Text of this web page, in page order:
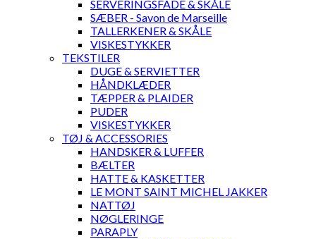
SERVERINGSFADE & SKÅLE
SÆBER - Savon de Marseille
TALLERKENER & SKÅLE
VISKESTYKKER
TEKSTILER
DUGE & SERVIETTER
HÅNDKLÆDER
TÆPPER & PLAIDER
PUDER
VISKESTYKKER
TØJ & ACCESSORIES
HANDSKER & LUFFER
BÆLTER
HATTE & KASKETTER
LE MONT SAINT MICHEL JAKKER
NATTØJ
NØGLERINGE
PARAPLY